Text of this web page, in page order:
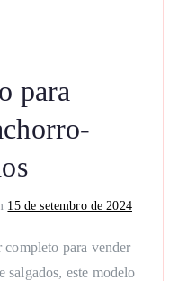
para
15 de setembro de 2024
completo para vender
salgados, este modelo